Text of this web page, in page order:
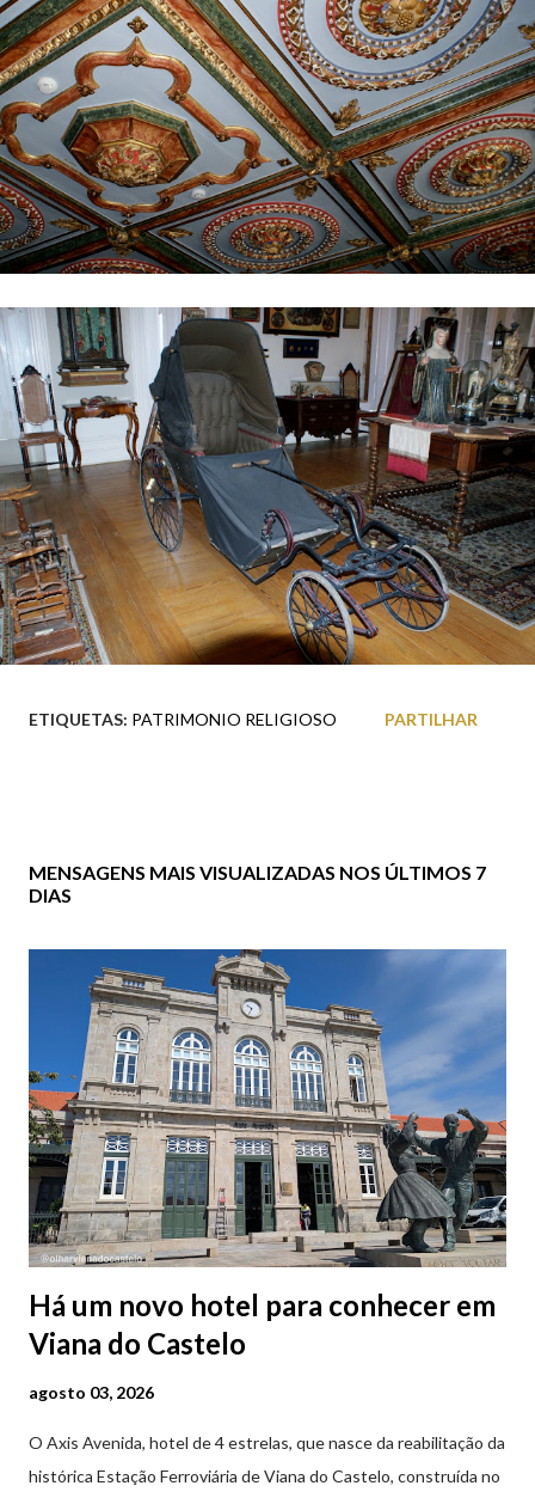
ETIQUETAS: PATRIMONIO RELIGIOSO PARTILHAR
MENSAGENS MAIS VISUALIZADAS NOS ÚLTIMOS 7
DIAS
Há um novo hotel para conhecer em
Viana do Castelo
agosto 03, 2026
O Axis Avenida, hotel de 4 estrelas, que nasce da reabilitação da
histórica Estação Ferroviária de Viana do Castelo, construída no